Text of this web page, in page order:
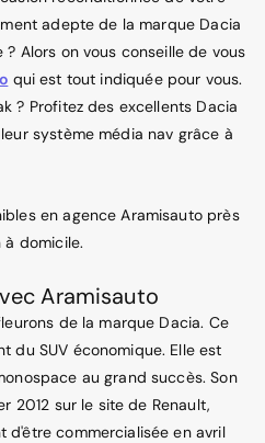
adepte de la marque Dacia
Alors on vous conseille de vous
qui est tout indiquée pour vous.
? Profitez des excellents Dacia
système média nav grâce à
en agence Aramisauto près
à domicile.
Aramisauto
de la marque Dacia. Ce
du SUV économique. Elle est
au grand succès. Son
2012 sur le site de Renault,
d'être commercialisée en avril